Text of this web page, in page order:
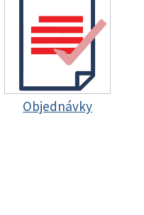
Objednávky